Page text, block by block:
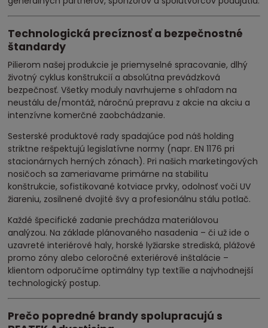
Technologická precíznosť a bezpečnostné
štandardy
Pilierom našej produkcie je priemyselné spracovanie, dlhý
životný cyklus konštrukcií a absolútna prevádzková
bezpečnosť. Všetky moduly navrhujeme s ohľadom na
neustálu de/montáž, náročnú prepravu z akcie na akciu a
intenzívne komerčné zaobchádzanie.
Sesterské produktové rady spadajúce pod náš holding
striktne rešpektujú legislatívne normy (napr. EN 1176 pri
stacionárnych herných zónach). Pri našich marketingových
nosičoch sa zameriavame primárne na stabilitu
konštrukcie, sofistikované kotviace prvky, odolnosť voči UV
žiareniu, zosilnené dvojité švy a profesionálnu stálu potlač.
Každé špecifické zadanie prechádza materiálovou
analýzou. Na základe plánovaného nasadenia – či už ide o
uzavreté interiérové haly, horské lyžiarske strediská, plážové
promo zóny alebo celoročné exteriérové inštalácie –
klientom odporučíme optimálny typ textílie a najvhodnejší
technologický postup.
Prečo popredné brandy spolupracujú s